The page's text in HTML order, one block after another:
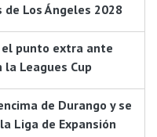
Los Ángeles 2028
el punto extra ante
Leagues Cup
de Durango y se
Liga de Expansión